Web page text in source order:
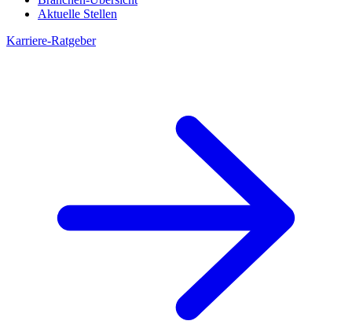
Aktuelle Stellen
Karriere-Ratgeber